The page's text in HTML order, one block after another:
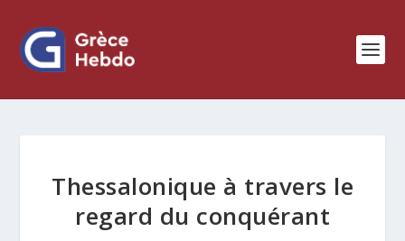
Thessalonique à travers le
regard du conquérant